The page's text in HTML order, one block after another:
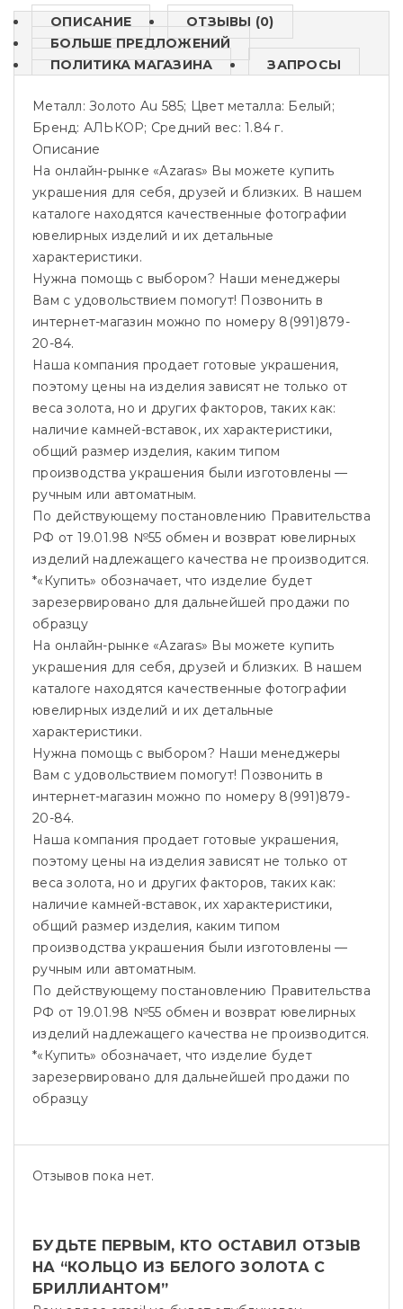
ОПИСАНИЕ
ОТЗЫВЫ (0)
БОЛЬШЕ ПРЕДЛОЖЕНИЙ
ПОЛИТИКА МАГАЗИНА
ЗАПРОСЫ
Металл: Золото Au 585; Цвет металла: Белый;
Бренд: АЛЬКОР; Средний вес: 1.84 г.
Описание
На онлайн-рынке «Azaras» Вы можете купить
украшения для себя, друзей и близких. В нашем
каталоге находятся качественные фотографии
ювелирных изделий и их детальные
характеристики.
Нужна помощь с выбором? Наши менеджеры
Вам с удовольствием помогут! Позвонить в
интернет-магазин можно по номеру 8(991)879-
20-84.
Наша компания продает готовые украшения,
поэтому цены на изделия зависят не только от
веса золота, но и других факторов, таких как:
наличие камней-вставок, их характеристики,
общий размер изделия, каким типом
производства украшения были изготовлены —
ручным или автоматным.
По действующему постановлению Правительства
РФ от 19.01.98 №55 обмен и возврат ювелирных
изделий надлежащего качества не производится.
*«Купить» обозначает, что изделие будет
зарезервировано для дальнейшей продажи по
образцу
На онлайн-рынке «Azaras» Вы можете купить
украшения для себя, друзей и близких. В нашем
каталоге находятся качественные фотографии
ювелирных изделий и их детальные
характеристики.
Нужна помощь с выбором? Наши менеджеры
Вам с удовольствием помогут! Позвонить в
интернет-магазин можно по номеру 8(991)879-
20-84.
Наша компания продает готовые украшения,
поэтому цены на изделия зависят не только от
веса золота, но и других факторов, таких как:
наличие камней-вставок, их характеристики,
общий размер изделия, каким типом
производства украшения были изготовлены —
ручным или автоматным.
По действующему постановлению Правительства
РФ от 19.01.98 №55 обмен и возврат ювелирных
изделий надлежащего качества не производится.
*«Купить» обозначает, что изделие будет
зарезервировано для дальнейшей продажи по
образцу
Отзывов пока нет.
БУДЬТЕ ПЕРВЫМ, КТО ОСТАВИЛ ОТЗЫВ
НА “КОЛЬЦО ИЗ БЕЛОГО ЗОЛОТА С
БРИЛЛИАНТОМ”